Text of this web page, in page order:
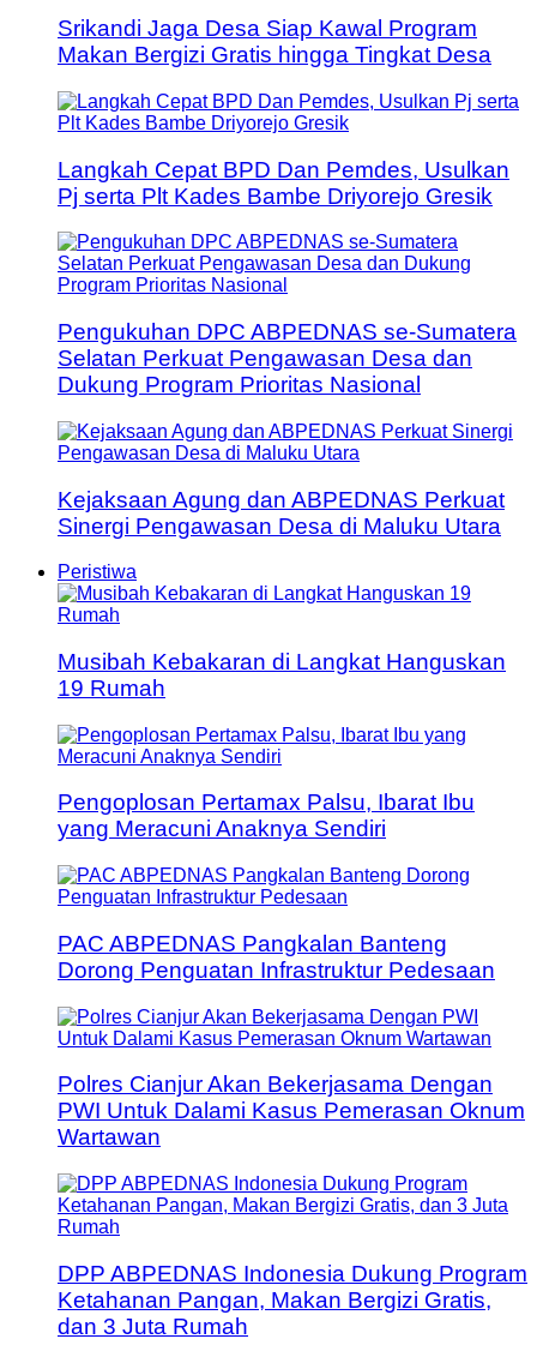
Srikandi Jaga Desa Siap Kawal Program
Makan Bergizi Gratis hingga Tingkat Desa
Langkah Cepat BPD Dan Pemdes, Usulkan
Pj serta Plt Kades Bambe Driyorejo Gresik
Pengukuhan DPC ABPEDNAS se-Sumatera
Selatan Perkuat Pengawasan Desa dan
Dukung Program Prioritas Nasional
Kejaksaan Agung dan ABPEDNAS Perkuat
Sinergi Pengawasan Desa di Maluku Utara
Peristiwa
Musibah Kebakaran di Langkat Hanguskan
19 Rumah
Pengoplosan Pertamax Palsu, Ibarat Ibu
yang Meracuni Anaknya Sendiri
PAC ABPEDNAS Pangkalan Banteng
Dorong Penguatan Infrastruktur Pedesaan
Polres Cianjur Akan Bekerjasama Dengan
PWI Untuk Dalami Kasus Pemerasan Oknum
Wartawan
DPP ABPEDNAS Indonesia Dukung Program
Ketahanan Pangan, Makan Bergizi Gratis,
dan 3 Juta Rumah